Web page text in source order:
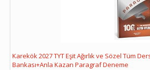
Karekök 2027 TYT Eşit Ağırlık ve Sözel Tüm
Bankası+Anla Kazan Paragraf Deneme